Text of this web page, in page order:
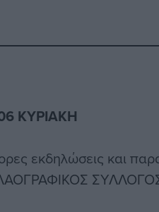
ΚΥΡΙΑΚΗ
εκδηλώσεις και
ΛΑΟΓΡΑΦΙΚΟΣ